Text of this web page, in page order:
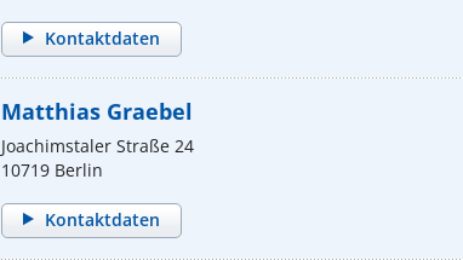
Kontaktdaten
Matthias Graebel
Joachimstaler Straße 24
10719 Berlin
Kontaktdaten